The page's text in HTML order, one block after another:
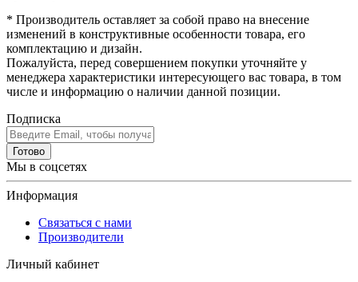
* Производитель оставляет за собой право на внесение
изменений в конструктивные особенности товара, его
комплектацию и дизайн.
Пожалуйста, перед совершением покупки уточняйте у
менеджера характеристики интересующего вас товара, в том
числе и информацию о наличии данной позиции.
Подписка
Готово
Мы в соцсетях
Информация
Связаться с нами
Производители
Личный кабинет